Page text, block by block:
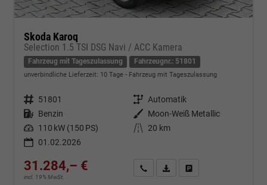
Skoda Karoq
Selection 1.5 TSI DSG Navi / ACC Kamera
Fahrzeug mit Tageszulassung Fahrzeugnr.: 51801
unverbindliche Lieferzeit: 10 Tage Fahrzeug mit Tageszulassung
Fahrzeugnr. 51801 Getriebe Automatik
Kraftstoff Benzin Außenfarbe
Moon-Weiß Metallic
Leistung 110 kW (150 PS) Kilometerstand
20 km
01.02.2026
31.284,– €
incl. 19% MwSt.
Kontakt & Angebot anfordern
PDF-Datei, Fahrzeugexposé